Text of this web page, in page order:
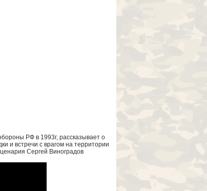
РФ в 1993г, рассказывает о
и встречи с врагом на территории
Сергей Виноградов